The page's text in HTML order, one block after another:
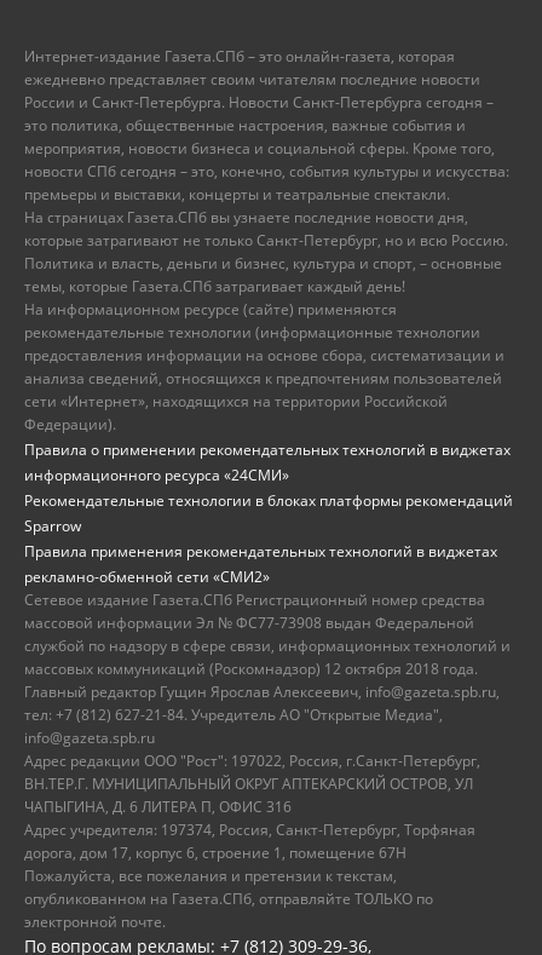
Интернет-издание Газета.СПб – это онлайн-газета, которая
ежедневно представляет своим читателям последние новости
России и Санкт-Петербурга. Новости Санкт-Петербурга сегодня –
это политика, общественные настроения, важные события и
мероприятия, новости бизнеса и социальной сферы. Кроме того,
новости СПб сегодня – это, конечно, события культуры и искусства:
премьеры и выставки, концерты и театральные спектакли.
На страницах Газета.СПб вы узнаете последние новости дня,
которые затрагивают не только Санкт-Петербург, но и всю Россию.
Политика и власть, деньги и бизнес, культура и спорт, – основные
темы, которые Газета.СПб затрагивает каждый день!
На информационном ресурсе (сайте) применяются
рекомендательные технологии (информационные технологии
предоставления информации на основе сбора, систематизации и
анализа сведений, относящихся к предпочтениям пользователей
сети «Интернет», находящихся на территории Российской
Федерации).
Правила о применении рекомендательных технологий в виджетах
информационного ресурса «24СМИ»
Рекомендательные технологии в блоках платформы рекомендаций
Sparrow
Правила применения рекомендательных технологий в виджетах
рекламно-обменной сети «СМИ2»
Сетевое издание Газета.СПб Регистрационный номер средства
массовой информации Эл № ФС77-73908 выдан Федеральной
службой по надзору в сфере связи, информационных технологий и
массовых коммуникаций (Роскомнадзор) 12 октября 2018 года.
Главный редактор Гущин Ярослав Алексеевич, info@gazeta.spb.ru,
тел: +7 (812) 627-21-84. Учредитель АО "Открытые Медиа",
info@gazeta.spb.ru
Адрес редакции ООО "Рост": 197022, Россия, г.Санкт-Петербург,
ВН.ТЕР.Г. МУНИЦИПАЛЬНЫЙ ОКРУГ АПТЕКАРСКИЙ ОСТРОВ, УЛ
ЧАПЫГИНА, Д. 6 ЛИТЕРА П, ОФИС 316
Адрес учредителя: 197374, Россия, Санкт-Петербург, Торфяная
дорога, дом 17, корпус 6, строение 1, помещение 67Н
Пожалуйста, все пожелания и претензии к текстам,
опубликованном на Газета.СПб, отправляйте ТОЛЬКО по
электронной почте.
По вопросам рекламы: +7 (812) 309-29-36,